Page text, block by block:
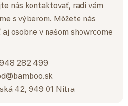
nás kontaktovať, radi vám
s výberom. Môžete nás
aj osobne v našom showroome
282 499
42, 949 01 Nitra